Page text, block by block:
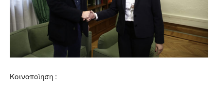
Κοινοποίηση :